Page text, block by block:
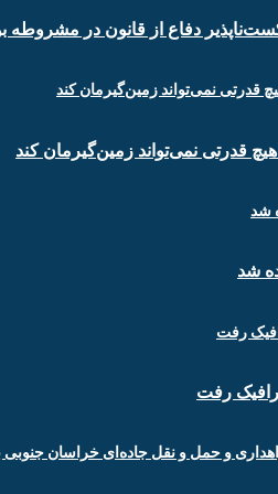
دفاع از قانون در مشروطه
قدرتی نمی‌تواند زمین‌گیرمان کند
شد
رفت